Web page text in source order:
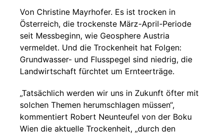
Von Christine Mayrhofer. Es ist trocken in
Österreich, die trockenste März-April-Periode
seit Messbeginn, wie Geosphere Austria
vermeldet. Und die Trockenheit hat Folgen:
Grundwasser- und Flusspegel sind niedrig, die
Landwirtschaft fürchtet um Ernteerträge.
„Tatsächlich werden wir uns in Zukunft öfter mit
solchen Themen herumschlagen müssen“,
kommentiert Robert Neunteufel von der Boku
Wien die aktuelle Trockenheit, „durch den